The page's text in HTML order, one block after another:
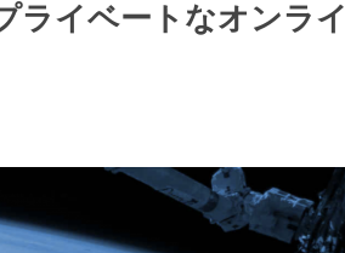
ライベートなオンライ